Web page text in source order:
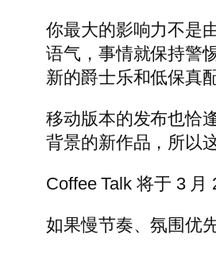
你最大的影响力不是
语气，事情就保持警
新的爵士乐和低保真
移动版本的发布也恰
背景的新作品，所以
Coffee Talk 将于 3 月
如果慢节奏、氛围优